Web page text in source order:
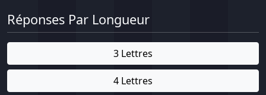
Réponses Par Longueur
3 Lettres
4 Lettres